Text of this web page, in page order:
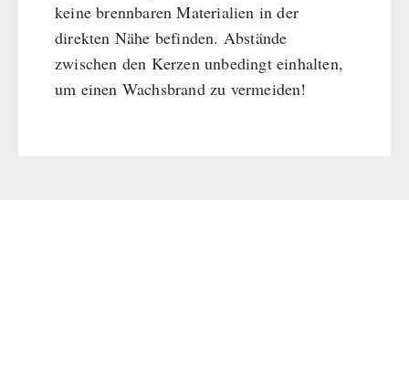
keine brennbaren Materialien in der
direkten Nähe befinden. Abstände
zwischen den Kerzen unbedingt einhalten,
um einen Wachsbrand zu vermeiden!